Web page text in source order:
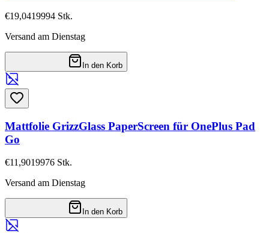
€19,0419994 Stk.
Versand am Dienstag
In den Korb
Mattfolie GrizzGlass PaperScreen für OnePlus Pad
Go
€11,9019976 Stk.
Versand am Dienstag
In den Korb